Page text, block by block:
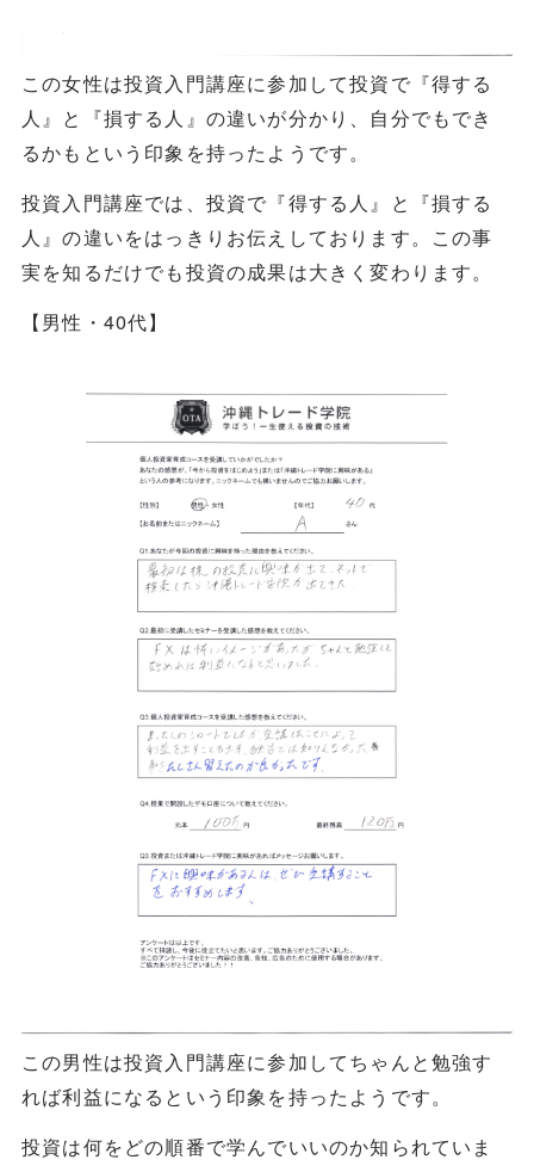
この女性は投資入門講座に参加して投資で『得する
人』と『損する人』の違いが分かり、自分でもでき
るかもという印象を持ったようです。
投資入門講座では、投資で『得する人』と『損する
人』の違いをはっきりお伝えしております。この事
実を知るだけでも投資の成果は大きく変わります。
【男性・40代】
この男性は投資入門講座に参加してちゃんと勉強す
れば利益になるという印象を持ったようです。
投資は何をどの順番で学んでいいのか知られていま